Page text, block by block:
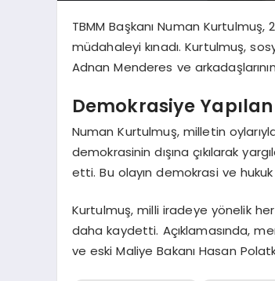
TBMM Başkanı Numan
müdahaleyi kınadı. Kurtulmuş,
Adnan Menderes ve
Demokrasiye
Numan Kurtulmuş, milletin
demokrasinin dışına çıkılarak
etti. Bu olayın demokrasi ve
Kurtulmuş, milli iradeye yönelik
daha kaydetti. Açıklamasında,
ve eski Maliye Bakanı Hasan